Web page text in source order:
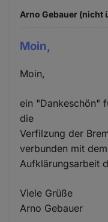
Arno Gebauer (nicht
Moin,
Moin,
ein "Dankeschön"
die
Verfilzung der
verbunden mit
Aufklärungsarbeit
Viele Grüße
Arno Gebauer